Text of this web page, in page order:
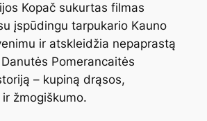
Kopač sukurtas filmas
įspūdingu tarpukario Kauno
ir atskleidžia nepaprastą
Pomerancaitės
– kupiną drąsos,
žmogiškumo.